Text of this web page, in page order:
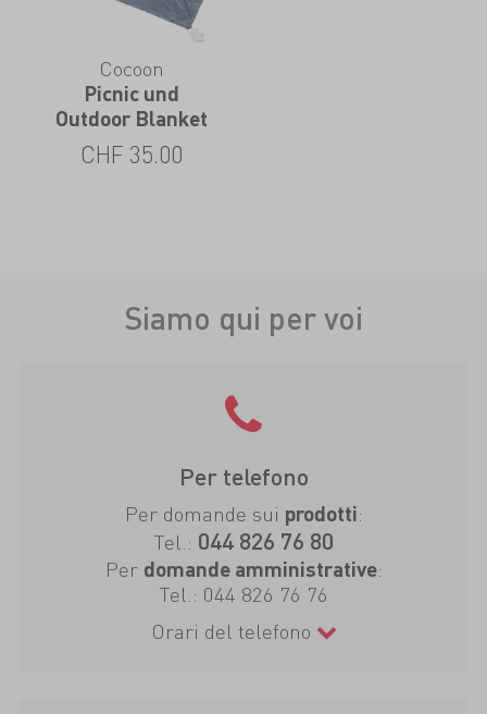
Cocoon
Picnic und
Outdoor Blanket
CHF 35.00
Siamo qui per voi
Per telefono
Per domande sui prodotti:
Tel.: 044 826 76 80
Per domande amministrative:
Tel.: 044 826 76 76
Orari del telefono